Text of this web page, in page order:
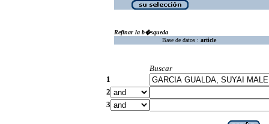
Refinar la b�squeda
Base de datos : article
Buscar
1
2
3